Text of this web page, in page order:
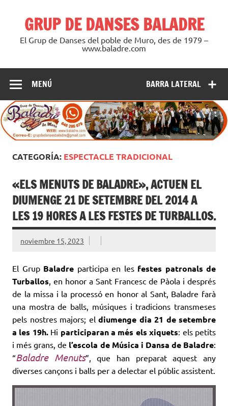
contenidoGRUP DE DANSES BALADRE
El Grup de Danses del poble de Muro, des de 1979 –
www.baladre.com
BARRA LATERAL
MENÚ
CATEGORÍA: ESPECTACLE TRADICIONAL
«ELS MENUTS DE BALADRE», ACTUEN EL
DIUMENGE 21 DE SETEMBRE DEL 2014 A
LES 19 HORES A LES FESTES DE TURBALLOS.
noviembre 15, 2023
El GrupBaladre participa en les festes patronals de
Turballos , en honor a Sant Francesc de Pàola i després
de la missa i la processó en honor al Sant, Baladre farà
una mostra de balls, músiques i tradicions transmeses
pels nostres majors; el diumenge dia 21 de setembre
a les 19h. Hi participaran a més els xiquets: els petits
i més grans, de l’escola de Música i Dansa de Baladre:
“Baladre Menuts”, que han preparat aquest any
diverses cançons i balls per a delectar el públic assistent.